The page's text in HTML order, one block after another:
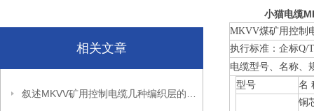
相关文章
小猫电缆
MKVV煤矿用控制
执行标准：企标Q/
电缆型号、名称、
型号
名
铜